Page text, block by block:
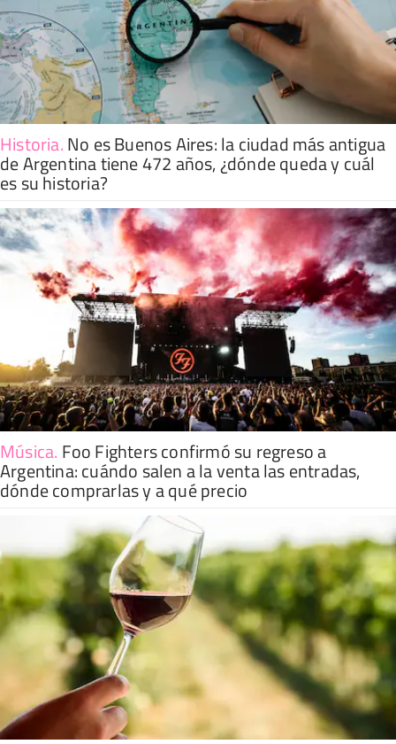
Historia.No es Buenos Aires: la ciudad más antigua
de Argentina tiene 472 años, ¿dónde queda y cuál
es su historia?
Música. Foo Fighters confirmó su regreso a
Argentina: cuándo salen a la venta las entradas,
dónde comprarlas y a qué precio